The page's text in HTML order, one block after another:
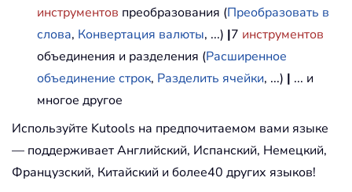
инструментов преобразования (Преобразовать в
слова, Конвертация валюты, ...) |7 инструментов
объединения и разделения (Расширенное
объединение строк, Разделить ячейки, ...) | ... и
многое другое
Используйте Kutools на предпочитаемом вами языке
— поддерживает Английский, Испанский, Немецкий,
Французский, Китайский и более40 других языков!